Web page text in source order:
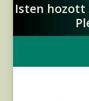
Isten hozott